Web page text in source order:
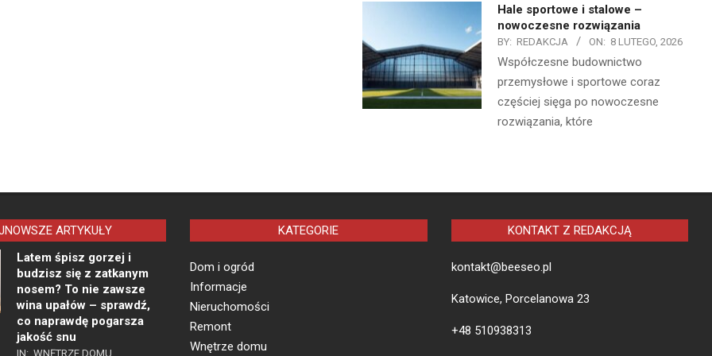
Hale sportowe i stalowe –
nowoczesne rozwiązania
BY: REDAKCJA ON: 8 LUTEGO, 2026
Współczesne budownictwo
przemysłowe i sportowe coraz
częściej sięga po nowoczesne
rozwiązania, które
ARTYKUŁY
Latem śpisz gorzej i
budzisz się z zatkanym
nosem? To nie zawsze
wina upałów – sprawdź,
co naprawdę pogarsza
jakość snu
IN: WNĘTRZE DOMU
KATEGORIE
Dom i ogród
Informacje
Nieruchomości
Remont
Wnętrze domu
KONTAKT Z REDAKCJĄ
kontakt@beeseo.pl
Katowice, Porcelanowa 23
+48 510938313